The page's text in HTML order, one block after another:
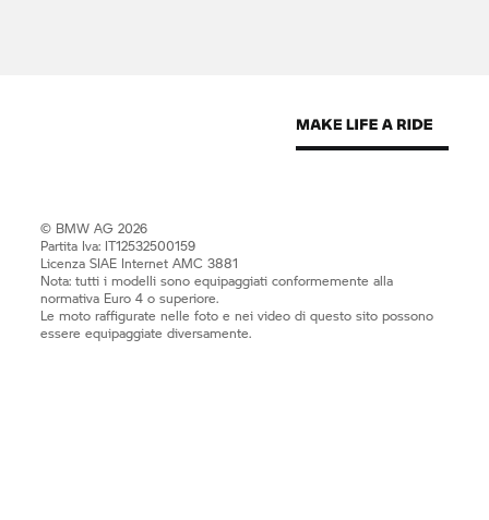
© BMW AG 2026
Partita Iva: IT12532500159
Licenza SIAE Internet AMC 3881
Nota: tutti i modelli sono equipaggiati conformemente alla
normativa Euro 4 o superiore.
Le moto raffigurate nelle foto e nei video di questo sito possono
essere equipaggiate diversamente.